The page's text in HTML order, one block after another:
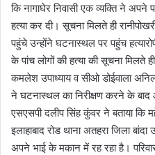
कि नागाघेर निवासी एक व्यक्ति ने अपने
हत्या कर दी। सूचना मिलते ही
पहुंचे उन्होंने घटनास्थल पर पहुंच
के पांच लोगों की हत्या की सूचना मिलते
कमलेश उपाध्याय व सीओ डोईवाला
ने घटनास्थल का निरीक्षण करने के
एसएसपी दलीप सिंह कुंवर ने बताया कि
इलाहाबाद रोड थाना अतहरा जिला
अपने भाई के मकान में रह रहा है।